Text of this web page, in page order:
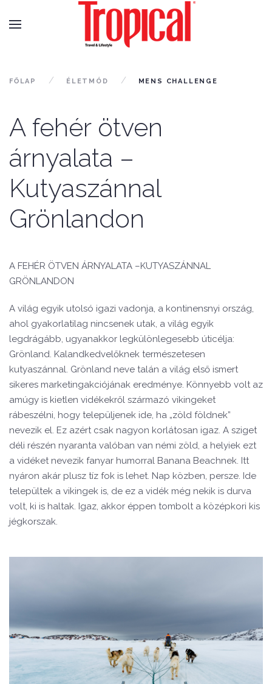
FŐLAP ÉLETMÓD MENS CHALLENGE
A fehér ötven
árnyalata –
Kutyaszánnal
Grönlandon
A FEHÉR ÖTVEN ÁRNYALATA –KUTYASZÁNNAL
GRÖNLANDON
A világ egyik utolsó igazi vadonja, a kontinensnyi ország,
ahol gyakorlatilag nincsenek utak, a világ egyik
legdrágább, ugyanakkor legkülönlegesebb úticélja:
Grönland. Kalandkedvelőknek természetesen
kutyaszánnal. Grönland neve talán a világ első ismert
sikeres marketingakciójának eredménye. Könnyebb volt az
amúgy is kietlen vidékekről származó vikingeket
rábeszélni, hogy települjenek ide, ha „zöld földnek”
nevezik el. Ez azért csak nagyon korlátosan igaz. A sziget
déli részén nyaranta valóban van némi zöld, a helyiek ezt
a vidéket nevezik fanyar humorral Banana Beachnek. Itt
nyáron akár plusz tíz fok is lehet. Nap közben, persze. Ide
települtek a vikingek is, de ez a vidék még nekik is durva
volt, ki is haltak. Igaz, akkor éppen tombolt a középkori kis
jégkorszak.